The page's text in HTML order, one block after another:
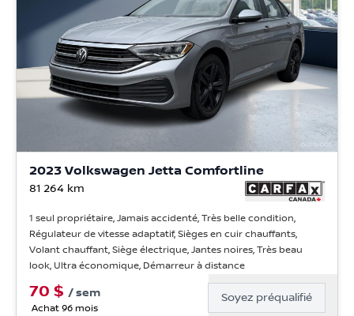
2023 Volkswagen Jetta Comfortline
81 264 km
1 seul propriétaire, Jamais accidenté, Très belle condition,
Régulateur de vitesse adaptatif, Sièges en cuir chauffants,
Volant chauffant, Siège électrique, Jantes noires, Très beau
look, Ultra économique, Démarreur à distance
70 $ /sem
Achat 96 mois
Soyez préqualifié